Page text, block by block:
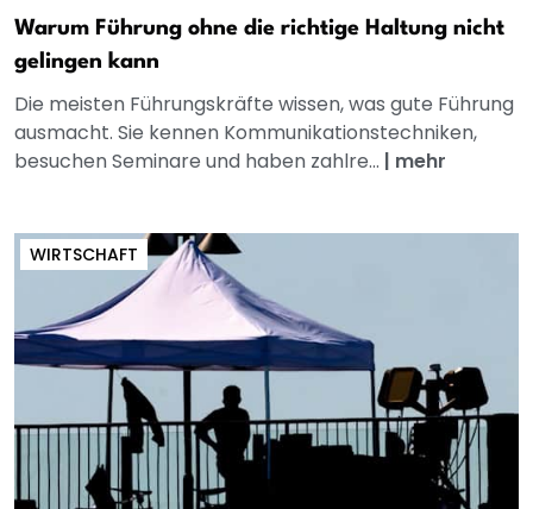
Warum Führung ohne die richtige Haltung nicht
gelingen kann
Die meisten Führungskräfte wissen, was gute Führung
ausmacht. Sie kennen Kommunikationstechniken,
besuchen Seminare und haben zahlre... | mehr
WIRTSCHAFT